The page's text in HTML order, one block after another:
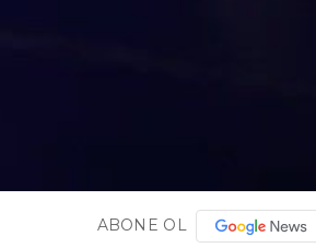
ABONE OL